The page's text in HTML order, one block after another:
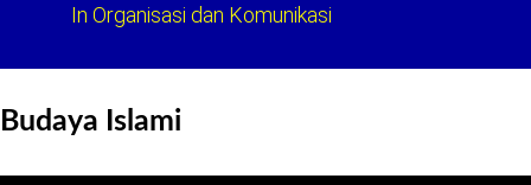
In Organisasi dan Komunikasi
Budaya Islami